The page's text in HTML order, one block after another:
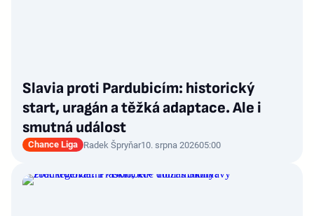
Slavia proti Pardubicím: historický
start, uragán a těžká adaptace. Ale i
smutná událost
Chance Liga Radek Špryňar10. srpna 202605:00